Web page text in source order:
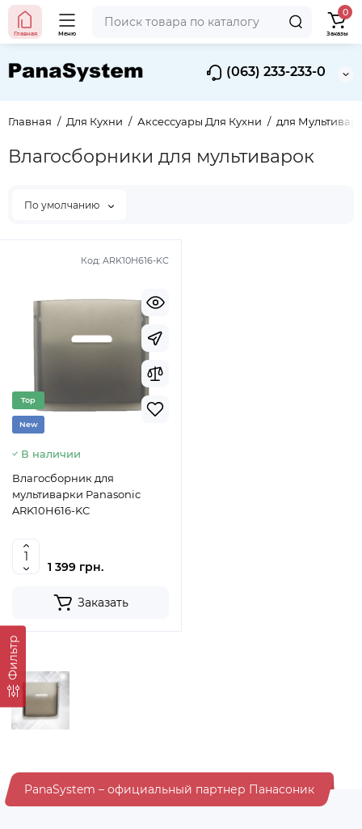
(063) 233-233-0
Главная Меню
0
Заказы
Главная Для Кухни Аксессуары Для Кухни для
Фильтр
Влагосборники для мультиварок
По умолчанию
Код: ARK10H616-KC
Top
New
В наличии
Влагосборник для
мультиварки Panasonic
ARK10H616-KC
1 399 грн.
Заказать
PanaSystem – официальный партнер Панасоник